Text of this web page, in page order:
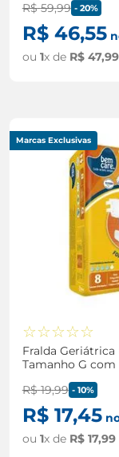
R$ 59,99 - 20%
R$ 46,55
ou 1x de R$ 47,99
Marcas Exclusivas
☆☆☆☆☆
Fralda Geriátrica
Tamanho G com
R$ 19,99 - 10%
R$ 17,45
ou 1x de R$ 17,99